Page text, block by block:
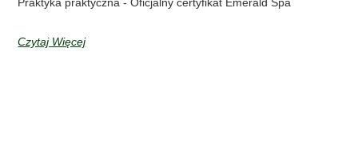
Czytaj Więcej